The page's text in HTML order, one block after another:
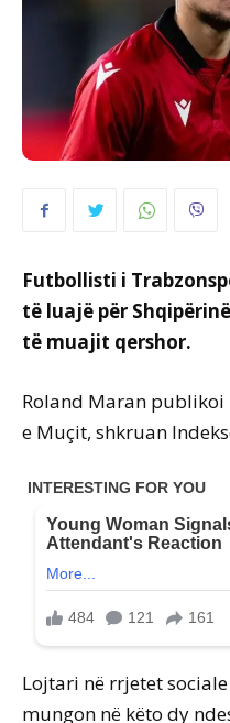
Futbollisti i
të luajë për
të muajit qershor.
Roland Maran publikoi
e Muçit, shkruan
Lojtari në rrjetet
mungon në këto dy